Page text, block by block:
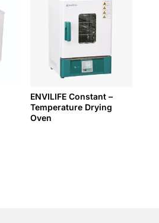
ENVILIFE Constant –
Temperature Drying
Oven